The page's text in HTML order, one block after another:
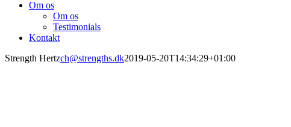
Om os
Om os
Testimonials
Kontakt
Strength Hertzch@strengths.dk2019-05-20T14:34:29+01:00